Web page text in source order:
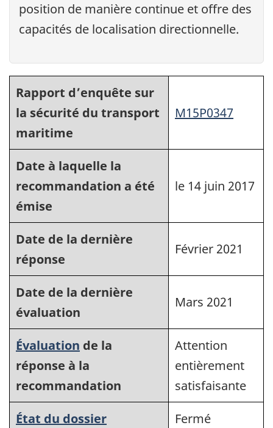
position de manière continue et offre des
capacités de localisation directionnelle.
Rapport d’enquête sur
la sécurité du transport
maritime
M15P0347
Date à laquelle la
recommandation a été
émise
le 14 juin 2017
Date de la dernière
réponse
Février 2021
Date de la dernière
évaluation
Mars 2021
Évaluation de la
réponse à la
recommandation
Attention
entièrement
satisfaisante
État du dossier
Fermé